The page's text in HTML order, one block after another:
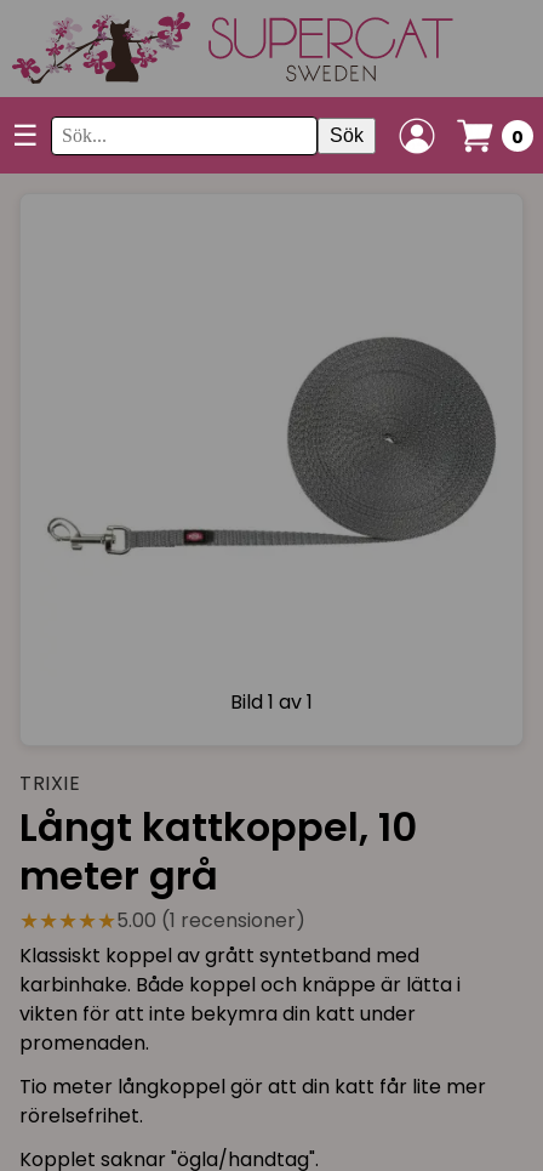
☰ Sök 0
Bild 1 av 1
TRIXIE
Långt kattkoppel, 10
meter grå
★★★★★5.00 (1 recensioner)
Klassiskt koppel av grått syntetband med
karbinhake. Både koppel och knäppe är lätta i
vikten för att inte bekymra din katt under
promenaden.
Tio meter långkoppel gör att din katt får lite mer
rörelsefrihet.
Kopplet saknar "ögla/handtag".